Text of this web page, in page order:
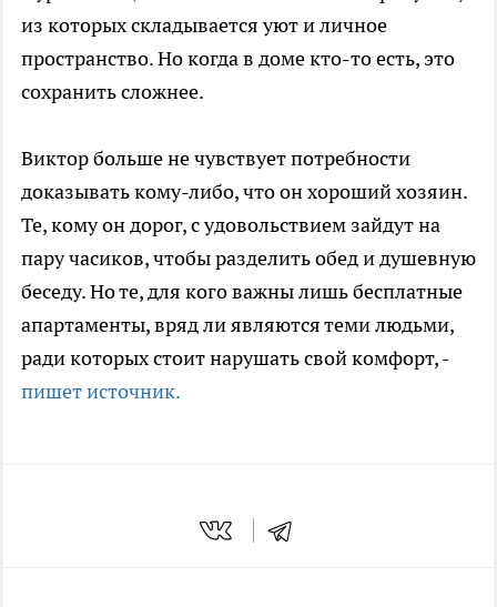
из которых складывается уют и личное
пространство. Но когда в доме кто-то есть, это
сохранить сложнее.
Виктор больше не чувствует потребности
доказывать кому-либо, что он хороший хозяин.
Те, кому он дорог, с удовольствием зайдут на
пару часиков, чтобы разделить обед и душевную
беседу. Но те, для кого важны лишь бесплатные
апартаменты, вряд ли являются теми людьми,
ради которых стоит нарушать свой комфорт, -
пишет источник.